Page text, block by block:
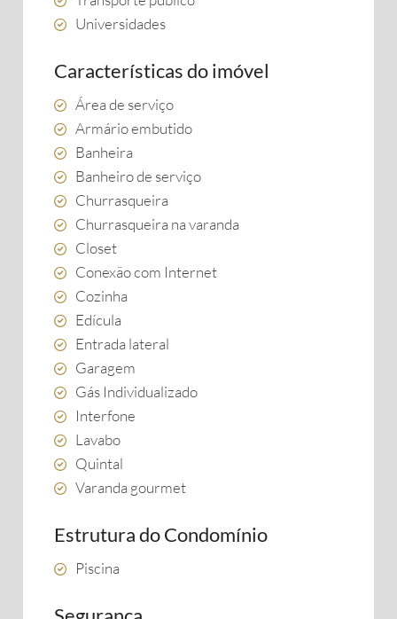
Universidades
Características do imóvel
Área de serviço
Armário embutido
Banheira
Banheiro de serviço
Churrasqueira
Churrasqueira na varanda
Closet
Conexão com Internet
Cozinha
Edícula
Entrada lateral
Garagem
Gás Individualizado
Interfone
Lavabo
Quintal
Varanda gourmet
Estrutura do Condomínio
Piscina